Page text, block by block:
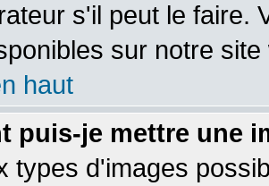
s'il peut le faire.
sur notre site
haut
puis-je mettre une
types d'images